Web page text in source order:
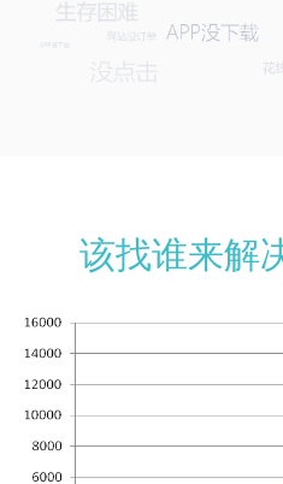
该找谁来解